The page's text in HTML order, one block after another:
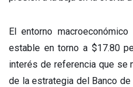
El entorno
estable en torno a $17.80
interés de referencia que se
de la estrategia del Banco